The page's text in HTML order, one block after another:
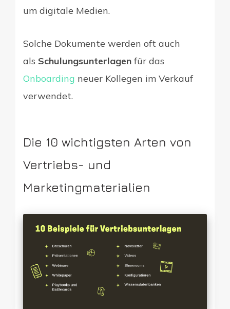
um digitale Medien.
Solche Dokumente werden oft auch
als Schulungsunterlagen für das
Onboarding neuer Kollegen im Verkauf
verwendet.
Die 10 wichtigsten Arten von
Vertriebs- und
Marketingmaterialien